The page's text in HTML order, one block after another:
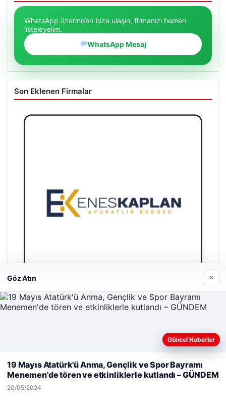
WhatsApp üzerinden bize ulaşın, firmanızı hemen
listeleyelim.
WhatsApp Mesaj
Son Eklenen Firmalar
Enes Kaplan Avukatlık Bürosu
Web sitemizi nasıl kullandığınızı daha iyi anlayabilmek,
kullanıyoruz.Çerez Politikamız
Göz Atın ×
Güncel Haberler
19 Mayıs Atatürk'ü Anma, Gençlik ve Spor Bayramı
Menemen'de tören ve etkinliklerle kutlandı – GÜNDEM
20/05/2024